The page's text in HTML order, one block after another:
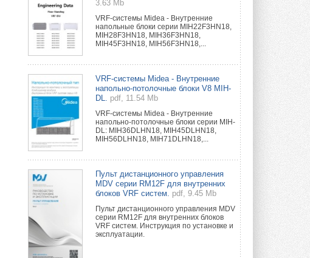
3.63 Mb
VRF-системы Midea - Внутренние
напольные блоки серии MIH22F3HN18,
MIH28F3HN18, MIH36F3HN18,
MIH45F3HN18, MIH56F3HN18,...
VRF-системы Midea - Внутренние
напольно-потолочные блоки V8 MIH-
DL.
pdf, 11.54 Mb
VRF-системы Midea - Внутренние
напольно-потолочные блоки серии MIH-
DL: MIH36DLHN18, MIH45DLHN18,
MIH56DLHN18, MIH71DLHN18,...
Пульт дистанционного управления
MDV серии RM12F для внутренних
блоков VRF систем.
pdf, 9.45 Mb
Пульт дистанционного управления MDV
серии RM12F для внутренних блоков
VRF систем. Инструкция по установке и
эксплуатации.